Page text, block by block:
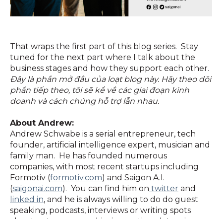
That wraps the first part of this blog series. Stay
tuned for the next part where I talk about the
business stages and how they support each other.
Đây là phần mở đầu của loạt blog này. Hãy theo dõi
phần tiếp theo, tôi sẽ kể về các giai đoạn kinh
doanh và cách chúng hỗ trợ lẫn nhau.
About Andrew:
Andrew Schwabe is a serial entrepreneur, tech
founder, artificial intelligence expert, musician and
family man. He has founded numerous
companies, with most recent startups including
Formotiv (formotiv.com) and Saigon A.I.
(saigonai.com). You can find him on twitter and
linked in, and he is always willing to do do guest
speaking, podcasts, interviews or writing spots